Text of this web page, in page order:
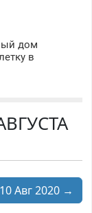
ЦПКиО
дом
в
10 Авг 2020 →